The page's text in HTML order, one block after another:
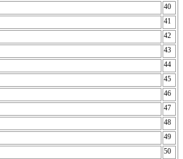
40
41
42
43
44
45
46
47
48
49
50